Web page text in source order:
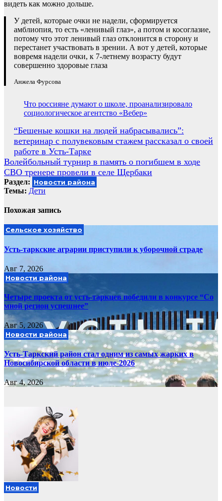
видеть как можно дольше.
У детей, которые очки не надели, сформируется
амблиопия, то есть «ленивый глаз», а потом и косоглазие,
потому что этот ленивый глаз отклонится в сторону и
перестанет участвовать в зрении. А вот у детей, которые
вовремя надели очки, к 7-летнему возрасту будут
совершенно здоровые глаза
Анжела Фурсова
Что россияне думают о школе, проанализировало
социологическое агентство «Вебер»
Навигация
по
записям
“Бешеные кошки на людей набрасывались”:
ветеринар с полувековым стажем рассказал о своей
работе в Усть-Тарке
Волейбольный турнир в память о погибшем в ходе
СВО тренере провели в селе Щербаки
Раздел: Новости района
Темы: Дети
Похожая запись
Сельское хозяйство
Усть-таркские аграрии приступили к уборочной страде
Авг 7, 2026
Новости района
Четыре проекта от усть-таркцев победили в конкурсе “Со
мной регион успешнее”
Авг 5, 2026
Новости района
Усть-Таркский район стал одним из самых жарких в
Новосибирской области в июле-2026
Авг 4, 2026
Новости